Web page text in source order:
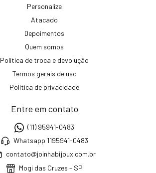
Personalize
Atacado
Depoimentos
Quem somos
Política de troca e devolução
Termos gerais de uso
Política de privacidade
Entre em contato
(11) 95941-0483
Whatsapp 1195941-0483
contato@joinhabijoux.com.br
Mogi das Cruzes - SP